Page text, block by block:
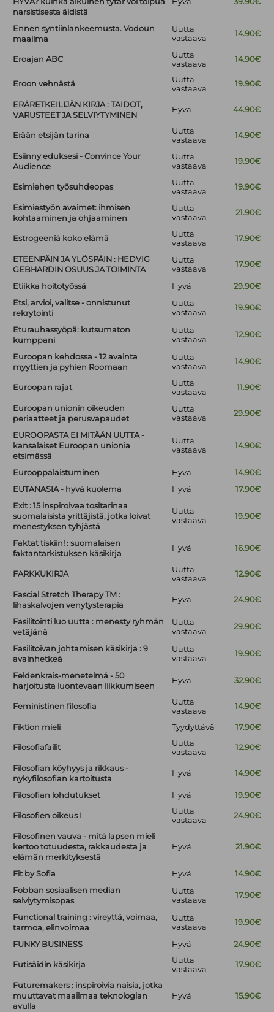
narsistisesta äidistä
Ennen syntiinlankeemusta. Vodoun
maailma
Uutta
vastaava
14.90€
Eroajan ABC
Uutta
vastaava
14.90€
Eroon vehnästä
Uutta
vastaava
19.90€
ERÄRETKEILIJÄN KIRJA : TAIDOT,
VARUSTEET JA SELVIYTYMINEN
Hyvä 44.90€
Erään etsijän tarina
Uutta
vastaava
14.90€
Esiinny eduksesi - Convince Your
Audience
Uutta
vastaava
19.90€
Esimiehen työsuhdeopas
Uutta
vastaava
19.90€
Esimiestyön avaimet: ihmisen
kohtaaminen ja ohjaaminen
Uutta
vastaava
21.90€
Estrogeeniä koko elämä
Uutta
vastaava
17.90€
ETEENPÄIN JA YLÖSPÄIN : HEDVIG
GEBHARDIN OSUUS JA TOIMINTA
Uutta
vastaava
17.90€
Etiikka hoitotyössä Hyvä
29.90€
Etsi, arvioi, valitse - onnistunut
rekrytointi
Uutta
vastaava
19.90€
Eturauhassyöpä: kutsumaton
kumppani
Uutta
vastaava
12.90€
Euroopan kehdossa - 12 avainta
myyttien ja pyhien Roomaan
Uutta
vastaava
14.90€
Euroopan rajat
Uutta
vastaava
11.90€
Euroopan unionin oikeuden
periaatteet ja perusvapaudet
Uutta
vastaava
29.90€
EUROOPASTA EI MITÄÄN UUTTA -
kansalaiset Euroopan unionia
etsimässä
Uutta
vastaava
14.90€
Eurooppalaistuminen Hyvä
14.90€
EUTANASIA - hyvä kuolema
Hyvä
17.90€
Exit : 15 inspiroivaa tositarinaa
suomalaisista yrittäjistä, jotka loivat
menestyksen tyhjästä
Uutta
vastaava
19.90€
Faktat tiskiin! : suomalaisen
faktantarkistuksen käsikirja
Hyvä 16.90€
FARKKUKIRJA
Uutta
vastaava
12.90€
Fascial Stretch Therapy TM :
lihaskalvojen venytysterapia
Hyvä 24.90€
Fasilitointi luo uutta : menesty ryhmän
vetäjänä
Uutta
vastaava
29.90€
Fasilitoivan johtamisen käsikirja : 9
avainhetkeä
Uutta
vastaava
19.90€
Feldenkrais-menetelmä - 50
harjoitusta luontevaan liikkumiseen
Hyvä 32.90€
Feministinen filosofia
Uutta
vastaava
14.90€
Fiktion mieli Tyydyttävä 17.90€
Filosofiafailit
Uutta
vastaava
12.90€
Filosofian köyhyys ja rikkaus -
nykyfilosofian kartoitusta
Hyvä 14.90€
Filosofian lohdutukset Hyvä 19.90€
Filosofien oikeus I
Uutta
vastaava
24.90€
Filosofinen vauva - mitä lapsen mieli
kertoo totuudesta, rakkaudesta ja
elämän merkityksestä
Hyvä 21.90€
Fit by Sofia Hyvä
14.90€
Fobban sosiaalisen median
selviytymisopas
Uutta
vastaava
17.90€
Functional training : vireyttä, voimaa,
tarmoa, elinvoimaa
Uutta
vastaava
19.90€
FUNKY BUSINESS Hyvä 24.90€
Futisäidin käsikirja
Uutta
vastaava
17.90€
Futuremakers : inspiroivia naisia, jotka
muuttavat maailmaa teknologian
avulla
Hyvä 15.90€